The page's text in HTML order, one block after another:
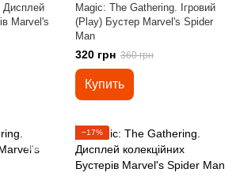
Дисплей
Marvel's
Magic: The Gathering. Ігровий
(Play) Бустер Marvel's Spider
Man
320 грн 360 грн
Купить
−17%